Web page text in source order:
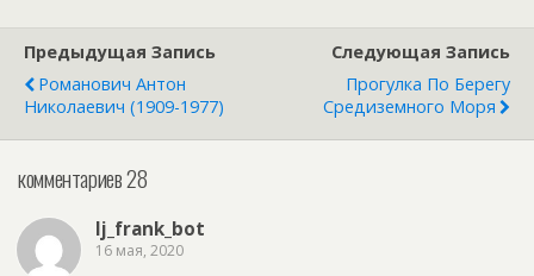
месте пользуются
издавна. Рядом
расположен
бань. Внутренний
минеральной водой,
справа есть струи воды…
Предыдущая Запись
Романович Антон
Николаевич (1909-1977)
Следующая Запись
Прогулка По Берегу
Средиземного Моря
комментариев 28
lj_frank_bot
16 мая, 2020